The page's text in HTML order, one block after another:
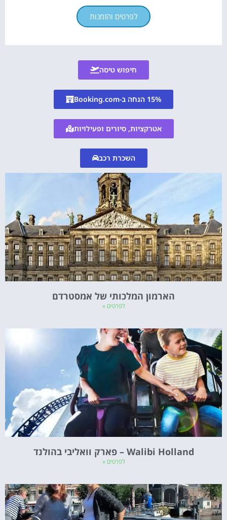
לפרטים והזמנות
חיפוש טיסה
15% הנחה ב-Booking.com
אטרקציות, סיורים ופעילויות
השכרת רכב
הארמון המלכותי של אמסטרדם
לפרטים »
Walibi Holland – פארק וואליבי בהולנד
לפרטים »